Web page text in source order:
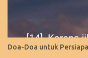
Doa-Doa untuk